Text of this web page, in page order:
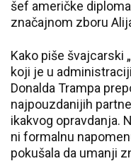
šef američke
značajnom zboru
Kako piše švajcarski
koji je u
Donalda Trampa
najpouzdanijih
ikakvog opravdanja.
ni formalnu
pokušala da umanji